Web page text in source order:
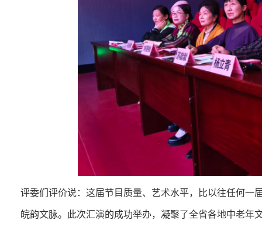
评委们评价说：这届节目质量、艺术水平，比以往任何一
皖韵文脉。此次汇演的成功举办，凝聚了全省各地中老年